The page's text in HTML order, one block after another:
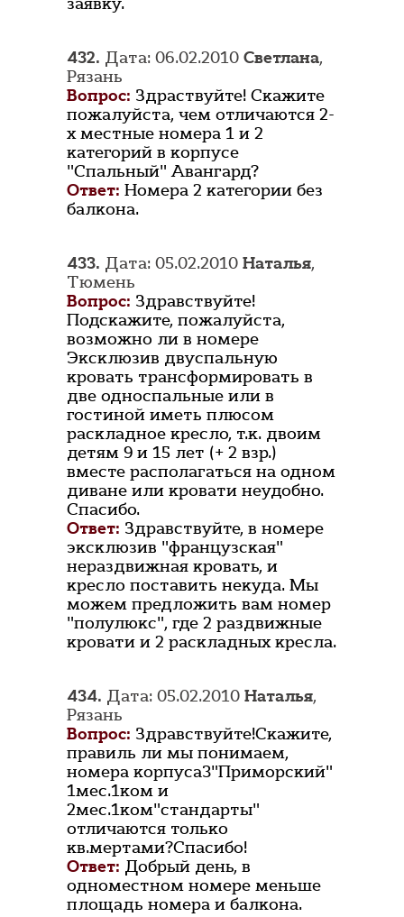
432. Дата: 06.02.2010 Светлана,
Рязань
Вопрос: Здраствуйте! Скажите
пожалуйста, чем отличаются 2-
х местные номера 1 и 2
категорий в корпусе
"Спальный" Авангард?
Ответ: Номера 2 категории без
балкона.
433. Дата: 05.02.2010 Наталья,
Тюмень
Вопрос: Здравствуйте!
Подскажите, пожалуйста,
возможно ли в номере
Эксклюзив двуспальную
кровать трансформировать в
две односпальные или в
гостиной иметь плюсом
раскладное кресло, т.к. двоим
детям 9 и 15 лет (+ 2 взр.)
вместе располагаться на одном
диване или кровати неудобно.
Спасибо.
Ответ: Здравствуйте, в номере
эксклюзив "французская"
нераздвижная кровать, и
кресло поставить некуда. Мы
можем предложить вам номер
"полулюкс", где 2 раздвижные
кровати и 2 раскладных кресла.
434. Дата: 05.02.2010 Наталья,
Рязань
Вопрос: Здравствуйте!Скажите,
правиль ли мы понимаем,
номера корпуса3"Приморский"
1мес.1ком и
2мес.1ком"стандарты"
отличаются только
кв.мертами?Спасибо!
Ответ: Добрый день, в
одноместном номере меньше
площадь номера и балкона.